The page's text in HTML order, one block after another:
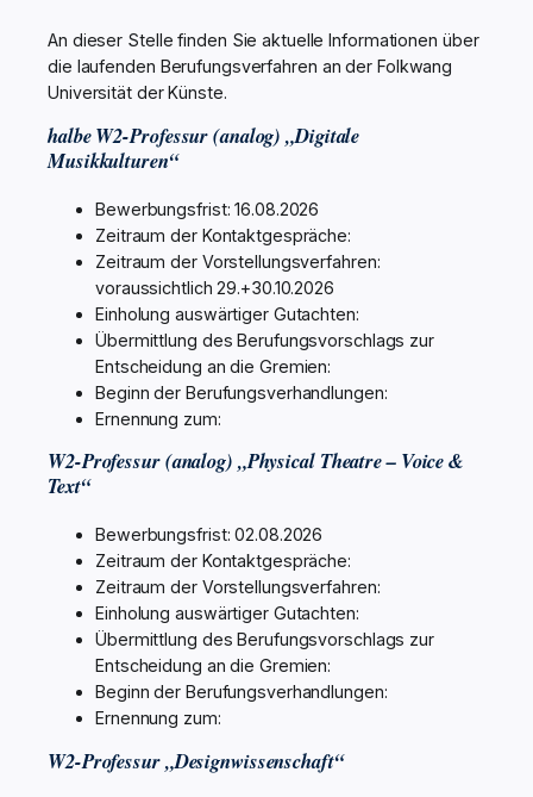
An dieser Stelle finden Sie aktuelle Informationen über
die laufenden Berufungsverfahren an der Folkwang
Universität der Künste.
halbe W2-Professur (analog) „Digitale
Musikkulturen“
Bewerbungsfrist: 16.08.2026
Zeitraum der Kontaktgespräche:
Zeitraum der Vorstellungsverfahren:
voraussichtlich 29.+30.10.2026
Einholung auswärtiger Gutachten:
Übermittlung des Berufungsvorschlags zur
Entscheidung an die Gremien:
Beginn der Berufungsverhandlungen:
Ernennung zum:
W2-Professur (analog) „Physical Theatre – Voice &
Text“
Bewerbungsfrist: 02.08.2026
Zeitraum der Kontaktgespräche:
Zeitraum der Vorstellungsverfahren:
Einholung auswärtiger Gutachten:
Übermittlung des Berufungsvorschlags zur
Entscheidung an die Gremien:
Beginn der Berufungsverhandlungen:
Ernennung zum:
W2-Professur „Designwissenschaft“